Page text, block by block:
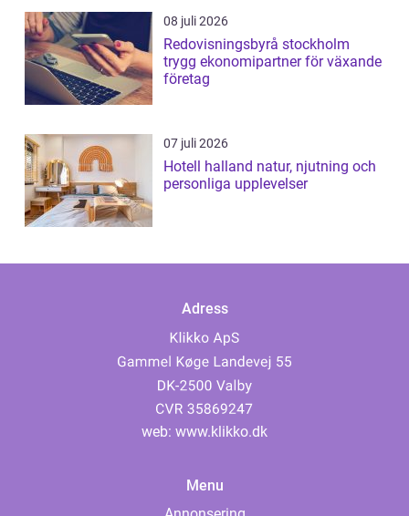
08 juli 2026
Redovisningsbyrå stockholm
trygg ekonomipartner för växande
företag
07 juli 2026
Hotell halland natur, njutning och
personliga upplevelser
Adress
web: www.klikko.dk
Menu